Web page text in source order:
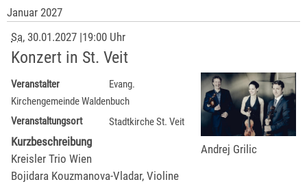
Januar 2027
Sa, 30.01.2027 |19:00 Uhr
Konzert in St. Veit
Andrej Grilic
Veranstalter
Evang.
Kirchengemeinde Waldenbuch
Veranstaltungsort
Stadtkirche St. Veit
Kurzbeschreibung
Kreisler Trio Wien
Bojidara Kouzmanova-Vladar, Violine